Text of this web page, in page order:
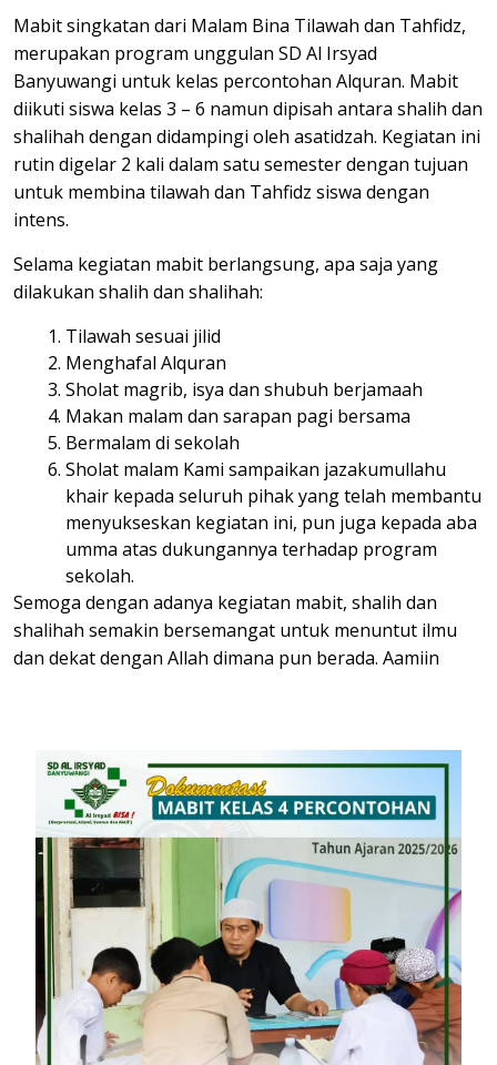
Mabit singkatan dari Malam Bina Tilawah dan Tahfidz,
merupakan program unggulan SD Al Irsyad
Banyuwangi untuk kelas percontohan Alquran. Mabit
diikuti siswa kelas 3 – 6 namun dipisah antara shalih dan
shalihah dengan didampingi oleh asatidzah. Kegiatan ini
rutin digelar 2 kali dalam satu semester dengan tujuan
untuk membina tilawah dan Tahfidz siswa dengan
intens.
Selama kegiatan mabit berlangsung, apa saja yang
dilakukan shalih dan shalihah:
Tilawah sesuai jilid
Menghafal Alquran
Sholat magrib, isya dan shubuh berjamaah
Makan malam dan sarapan pagi bersama
Bermalam di sekolah
Sholat malam Kami sampaikan jazakumullahu
khair kepada seluruh pihak yang telah membantu
menyukseskan kegiatan ini, pun juga kepada aba
umma atas dukungannya terhadap program
sekolah.
Semoga dengan adanya kegiatan mabit, shalih dan
shalihah semakin bersemangat untuk menuntut ilmu
dan dekat dengan Allah dimana pun berada. Aamiin